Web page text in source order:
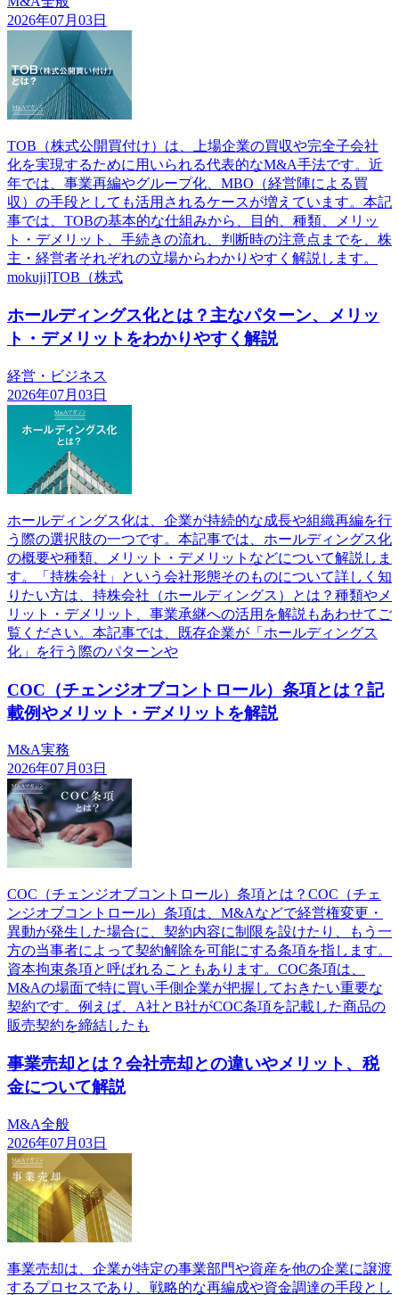
2026年07月03日
TOB（株式公開買付け）は、上場企業の買収や完全子会社
化を実現するために用いられる代表的なM&A手法です。近
年では、事業再編やグループ化、MBO（経営陣による買
収）の手段としても活用されるケースが増えています。本記
事では、TOBの基本的な仕組みから、目的、種類、メリッ
ト・デメリット、手続きの流れ、判断時の注意点までを、株
主・経営者それぞれの立場からわかりやすく解説します。
mokuji]TOB（株式
ホールディングス化とは？主なパターン、メリッ
ト・デメリットをわかりやすく解説
経営・ビジネス
2026年07月03日
ホールディングス化は、企業が持続的な成長や組織再編を行
う際の選択肢の一つです。本記事では、ホールディングス化
の概要や種類、メリット・デメリットなどについて解説しま
す。「持株会社」という会社形態そのものについて詳しく知
りたい方は、持株会社（ホールディングス）とは？種類やメ
リット・デメリット、事業承継への活用を解説もあわせてご
覧ください。本記事では、既存企業が「ホールディングス
化」を行う際のパターンや
COC（チェンジオブコントロール）条項とは？記
載例やメリット・デメリットを解説
M&A実務
2026年07月03日
COC（チェンジオブコントロール）条項とは？COC（チェ
ンジオブコントロール）条項は、M&Aなどで経営権変更・
異動が発生した場合に、契約内容に制限を設けたり、もう一
方の当事者によって契約解除を可能にする条項を指します。
資本拘束条項と呼ばれることもあります。COC条項は、
M&Aの場面で特に買い手側企業が把握しておきたい重要な
契約です。例えば、A社とB社がCOC条項を記載した商品の
販売契約を締結したも
事業売却とは？会社売却との違いやメリット、税
金について解説
M&A全般
2026年07月03日
事業売却は、企業が特定の事業部門や資産を他の企業に譲渡
するプロセスであり、戦略的な再編成や資金調達の手段とし